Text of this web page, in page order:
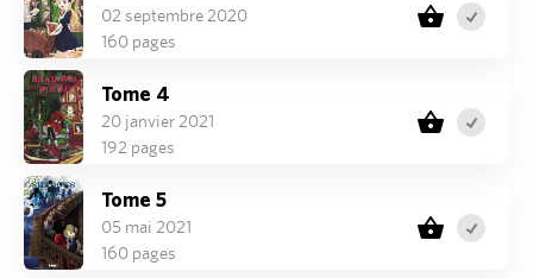
02 septembre 2020
160 pages
Tome 4
20 janvier 2021
192 pages
Tome 5
05 mai 2021
160 pages